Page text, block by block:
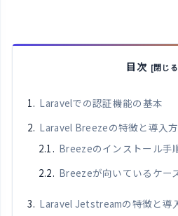
目次
Laravelでの認証機能の基本
Laravel Breezeの特徴と導入
Breezeのインストール手
Breezeが向いているケー
Laravel Jetstreamの特徴と導